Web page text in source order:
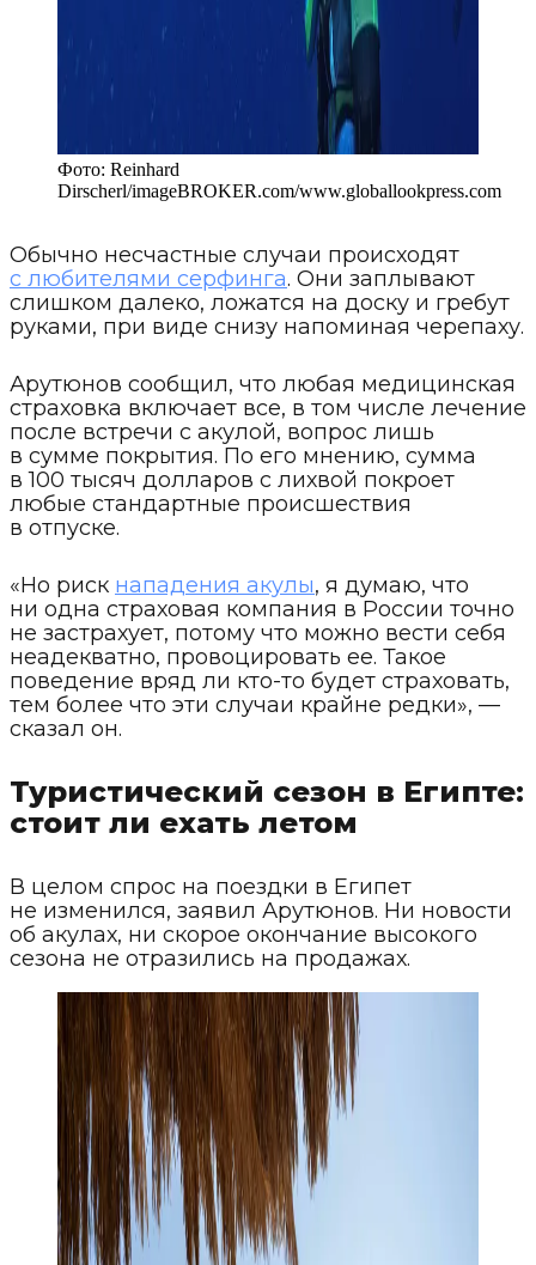
Фото: Reinhard
Dirscherl/imageBROKER.com/www.globallookpress.com
Обычно несчастные случаи происходят
с любителями серфинга. Они заплывают
слишком далеко, ложатся на доску и гребут
руками, при виде снизу напоминая черепаху.
Арутюнов сообщил, что любая медицинская
страховка включает все, в том числе лечение
после встречи с акулой, вопрос лишь
в сумме покрытия. По его мнению, сумма
в 100 тысяч долларов с лихвой покроет
любые стандартные происшествия
в отпуске.
«Но риск нападения акулы, я думаю, что
ни одна страховая компания в России точно
не застрахует, потому что можно вести себя
неадекватно, провоцировать ее. Такое
поведение вряд ли кто-то будет страховать,
тем более что эти случаи крайне редки», —
сказал он.
Туристический сезон в Египте:
стоит ли ехать летом
В целом спрос на поездки в Египет
не изменился, заявил Арутюнов. Ни новости
об акулах, ни скорое окончание высокого
сезона не отразились на продажах.